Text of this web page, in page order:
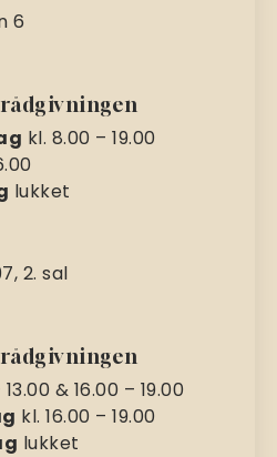
6
kl. 8.00 – 19.00
lukket
2. sal
& 16.00 – 19.00
kl. 16.00 – 19.00
lukket